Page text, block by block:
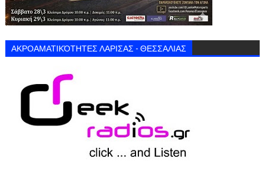
ΑΚΡΟΑΜΑΤΙΚΌΤΗΤΕΣ ΛΑΡΙΣΑΣ - ΘΕΣΣΑΛΙΑΣ